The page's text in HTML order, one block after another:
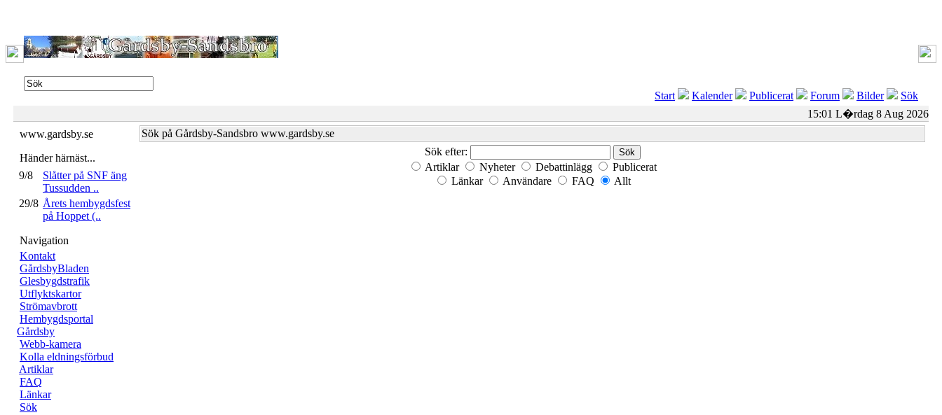
Start Kalender Publicerat Forum Bilder
Sök
15:01 L�rdag 8 Aug 2026
www.gardsby.se
Händer härnäst...
9/8
Slåtter på SNF äng
Tussudden ..
29/8 Årets hembygdsfest
på Hoppet (..
Navigation
Kontakt
GårdsbyBladen
Glesbygdstrafik
Utflyktskartor
Strömavbrott
Hembygdsportal
Gårdsby
Webb-kamera
Kolla eldningsförbud
Artiklar
FAQ
Länkar
Sök
Sök på Gårdsby-Sandsbro www.gardsby.se
Sök efter:
Artiklar
Nyheter Debattinlägg
Publicerat
Länkar
Användare FAQ Allt